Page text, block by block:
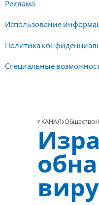
Реклама
Использование
Политика
Специальные
7 КАНАЛ Общество